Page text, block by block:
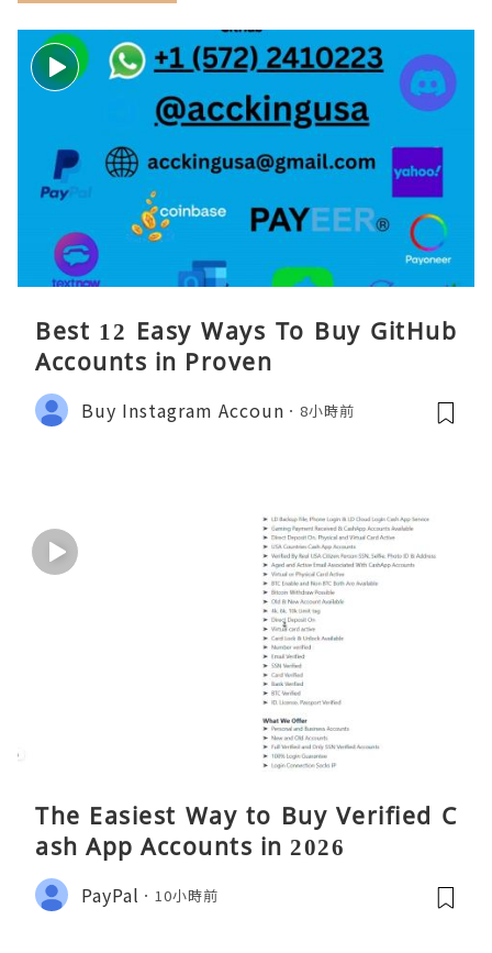
Best 12 Easy Ways To Buy GitHub
Accounts in Proven
Buy Instagram Accoun 8小時前
The Easiest Way to Buy Verified C
ash App Accounts in 2026
PayPal 10小時前